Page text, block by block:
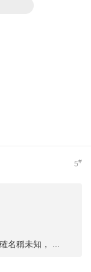
5#
名稱未知， ...